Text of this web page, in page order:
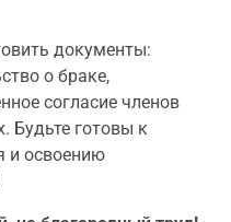
документы:
о браке,
согласие членов
Будьте готовы к
и освоению